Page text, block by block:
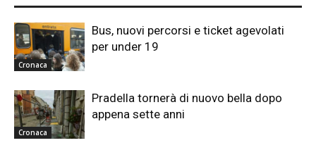
Cronaca
Bus, nuovi percorsi e ticket agevolati
per under 19
Cronaca
Pradella tornerà di nuovo bella dopo
appena sette anni